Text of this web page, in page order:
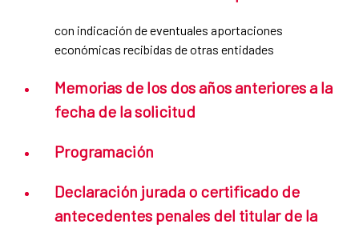
con indicación de eventuales aportaciones
económicas recibidas de otras entidades
Memorias de los dos años anteriores a la
fecha de la solicitud
Programación
Declaración jurada o certificado de
antecedentes penales del titular de la